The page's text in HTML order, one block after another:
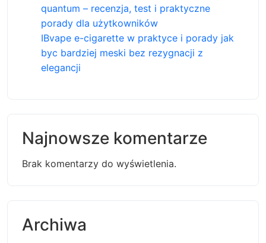
quantum – recenzja, test i praktyczne
porady dla użytkowników
IBvape e-cigarette w praktyce i porady jak
byc bardziej meski bez rezygnacji z
elegancji
Najnowsze komentarze
Brak komentarzy do wyświetlenia.
Archiwa